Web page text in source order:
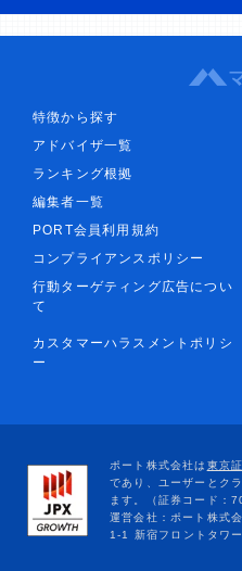
特徴から探す
アドバイザ一覧
ランキング根拠
編集者一覧
PORT会員利用規約
コンプライアンスポリシー
行動ターゲティング広告につい
て
カスタマーハラスメントポリシ
ー